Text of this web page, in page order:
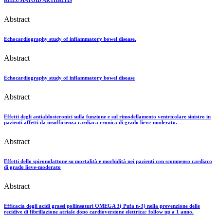
Abstract
Echocardiography study of infiammatory bowel disease.
Abstract
Echocardiography study of inflammatory bowel disease
Abstract
Effetti degli antialdosteronici sulla funzione e sul rimodellamento ventricolare sinistro in
pazienti affetti da insufficienza cardiaca cronica di grado lieve-moderato.
Abstract
Effetti dello spironolattone su mortalità e morbidità nei pazienti con scompenso cardiaco
di grado lieve-moderato
Abstract
Efficacia degli acidi grassi poliinsaturi OMEGA 3( Pufa n-3) nella prevenzione delle
recidive di fibrillazione atriale dopo cardioversione elettrica: follow up a 1 anno.